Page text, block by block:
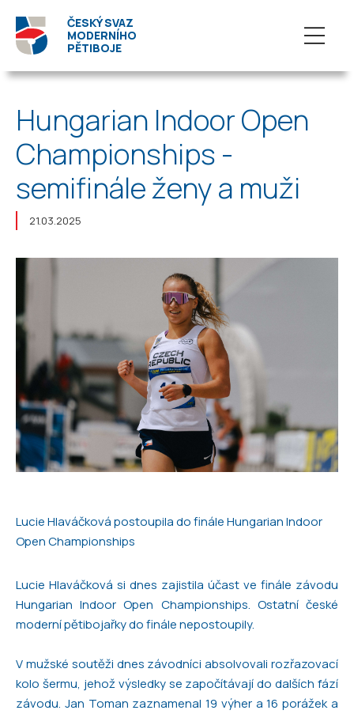
ČESKÝ SVAZ
MODERNÍHO
PĚTIBOJE
Hungarian Indoor Open
Championships -
semifinále ženy a muži
21.03.2025
Lucie Hlaváčková postoupila do finále Hungarian Indoor
Open Championships
Lucie Hlaváčková si dnes zajistila účast ve finále závodu
Hungarian Indoor Open Championships. Ostatní české
moderní pětibojařky do finále nepostoupily.
V mužské soutěži dnes závodníci absolvovali rozřazovací
kolo šermu, jehož výsledky se započítávají do dalších fází
závodu. Jan Toman zaznamenal 19 výher a 16 porážek a